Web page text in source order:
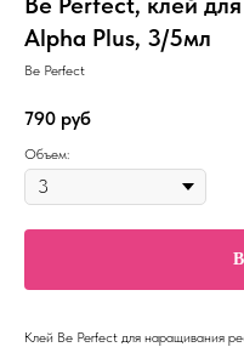
Alpha Plus, 3/5мл
Be Perfect
790 руб
Объем:
Клей Be Perfect для наращивания